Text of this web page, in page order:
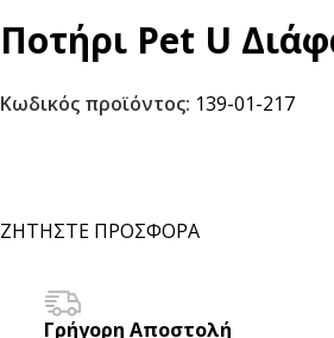
Ποτήρι Pet U
Κωδικός προϊόντος: 139-01-217
ΖΗΤΗΣΤΕ ΠΡΟΣΦΟΡΑ
Γρήγορη Αποστολή